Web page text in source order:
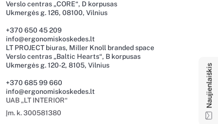
Naujienlaiškis
Verslo centras „CORE“, D korpusas
Ukmergės g. 126, 08100, Vilnius
+370 650 45 209
info@ergonomiskoskedes.lt
LT PROJECT biuras, Miller Knoll branded space
Verslo centras „Baltic Hearts“, B korpusas
Ukmergės g. 120-2, 8105, Vilnius
+370 685 99 660
info@ergonomiskoskedes.lt
UAB „LT INTERIOR“
Įm. k. 300581380